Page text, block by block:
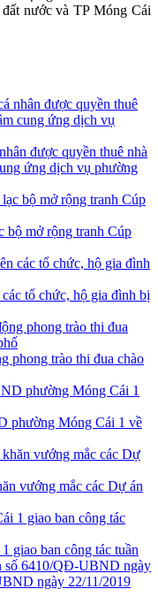
nước và TP Móng Cái
được quyền thuê nhà
ứng dịch vụ phường
bộ mở rộng tranh Cúp
tổ chức, hộ gia đình bị
phong trào thi đua chào
phường Móng Cái 1 về
vướng mắc các Dự án
giao ban công tác tuần